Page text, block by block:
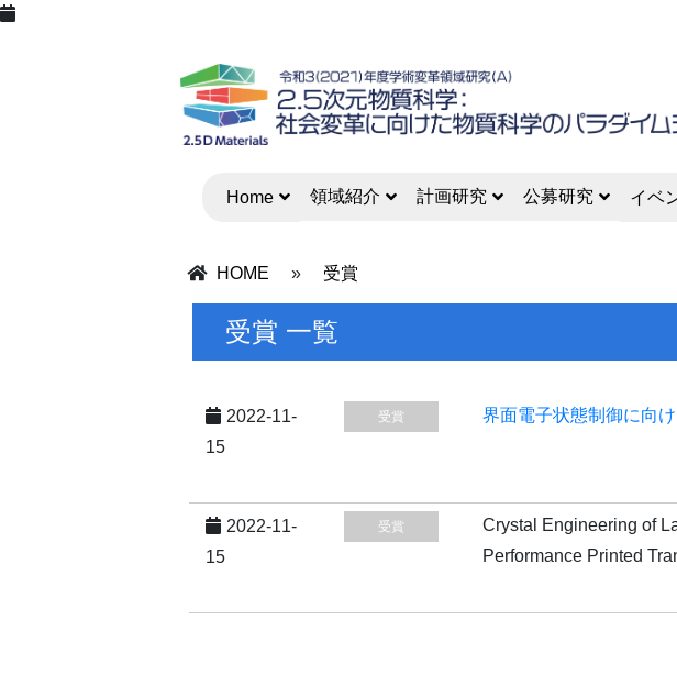
Home 領域紹介 計画研究 公募研究 イベ
HOME » 受賞
受賞 一覧
2022-11-
15
受賞 界面電子状態制御に向
2022-11-
15
受賞
Crystal Engineering of
Performance Printed